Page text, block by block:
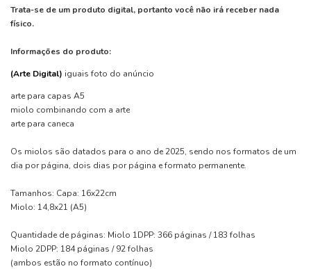
Trata-se de um produto digital, portanto você não irá receber nada
físico.
Informações do produto:
(Arte Digital) iguais foto do anúncio
arte para capas A5
miolo combinando com a arte
arte para caneca
Os miolos são datados para o ano de 2025, sendo nos formatos de um
dia por página, dois dias por página e formato permanente.
Tamanhos: Capa: 16x22cm
Miolo: 14,8x21 (A5)
Quantidade de páginas: Miolo 1DPP: 366 páginas / 183 folhas
Miolo 2DPP: 184 páginas / 92 folhas
(ambos estão no formato contínuo)